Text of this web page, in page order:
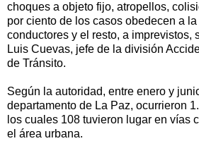
choques a objeto fijo, atropellos,
por ciento de los casos obedecen a
conductores y el resto, a imprevistos,
Luis Cuevas, jefe de la división
de Tránsito.
Según la autoridad, entre enero y
departamento de La Paz, ocurrieron
los cuales 108 tuvieron lugar en vías
el área urbana.